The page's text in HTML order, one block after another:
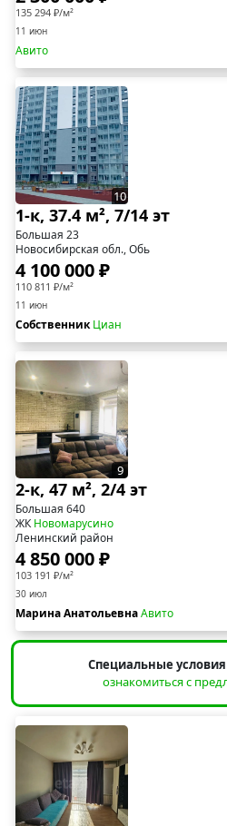
135 294 ₽/м²
11 июн
Авито
10
1-к, 37.4 м², 7/14 эт
Большая 23
Новосибирская обл., Обь
4 100 000 ₽
110 811 ₽/м²
11 июн
СобственникЦиан
9
2-к, 47 м², 2/4 эт
Большая 640
ЖКНовомарусино
Ленинский район
4 850 000 ₽
103 191 ₽/м²
30 июл
Марина АнатольевнаАвито
Специальные
ознакомиться с